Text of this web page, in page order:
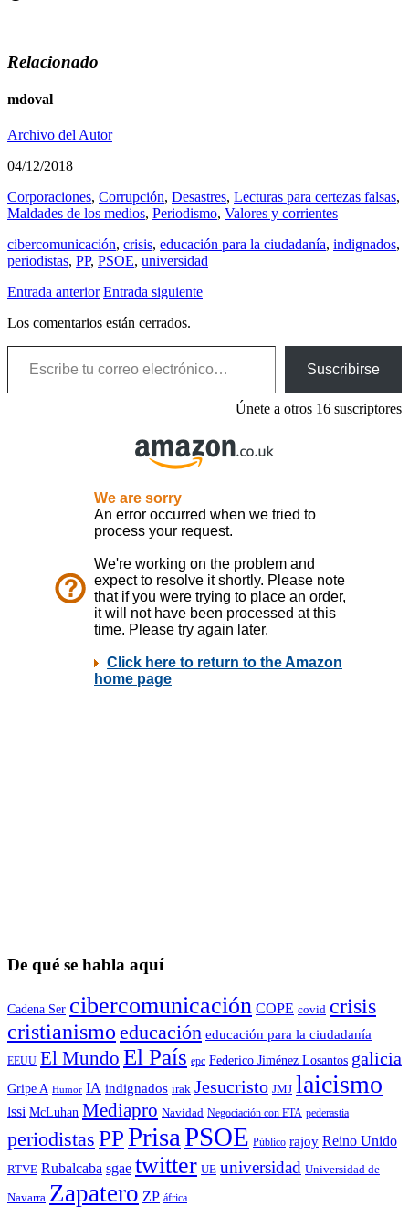
Relacionado
mdoval
Archivo del Autor
04/12/2018
Corporaciones, Corrupción, Desastres, Lecturas para certezas falsas,
Maldades de los medios, Periodismo, Valores y corrientes
cibercomunicación, crisis, educación para la ciudadaní­a, indignados,
periodistas, PP, PSOE, universidad
Entrada anterior Entrada siguiente
Los comentarios están cerrados.
Escribe tu correo electrónico…
Suscribirse
Únete a otros 16 suscriptores
De qué se habla aquí
Cadena Ser cibercomunicación COPE covid crisis
cristianismo educación educación para la ciudadaní­a
EEUU El Mundo El País epc Federico Jiménez Losantos galicia
Gripe A Humor IA indignados irak Jesucristo JMJ laicismo
lssi McLuhan Mediapro Navidad Negociación con ETA pederastia
periodistas PPPrisaPSOE Público rajoy Reino Unido
RTVE Rubalcaba sgae twitter UE universidad Universidad de
Navarra Zapatero ZP áfrica